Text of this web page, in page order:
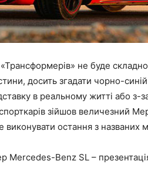
не буде
досить згадати чорно-
в реальному житті або з-
зійшов величезний
виконувати остання з названих
Mercedes-Benz SL –